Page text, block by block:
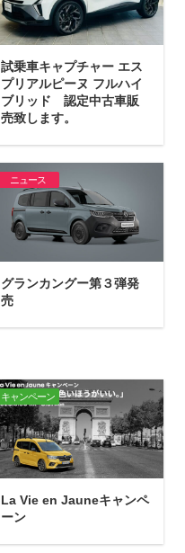
試乗車キャプチャー エス
プリアルピーヌ フルハイ
ブリッド 認定中古車販
売致します。
ニュース
グランカングー第３弾発
売
キャンペーン
La Vie en Jauneキャンペ
ーン